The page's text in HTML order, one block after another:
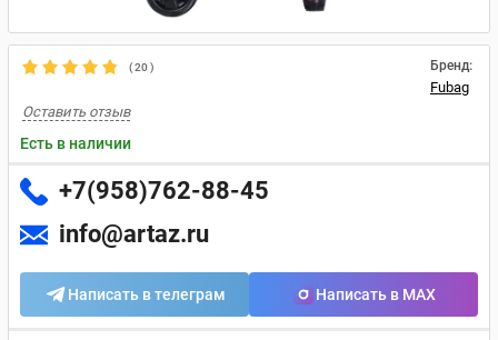
(20) Бренд:
Fubag
Оставить отзыв
Есть в наличии
+7(958)762-88-45
info@artaz.ru
Написать в телеграм Написать в MAX